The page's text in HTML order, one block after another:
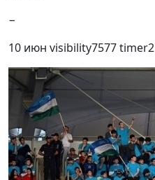
−
10 июн visibility7577timer